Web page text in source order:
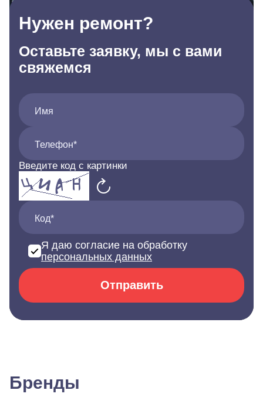
Нужен ремонт?
Оставьте заявку, мы с вами
свяжемся
Имя
Телефон*
Введите код с картинки
Код*
Я даю согласие на обработку
персональных данных
Отправить
Бренды